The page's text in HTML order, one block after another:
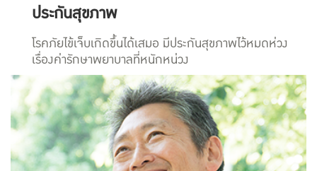
ประกันสุขภาพ
โรคภัยไข้เจ็บเกิดขึ้นได้เสมอ มีประกันสุขภาพไว้หมดห่วง
เรื่องค่ารักษาพยาบาลที่หนักหน่วง